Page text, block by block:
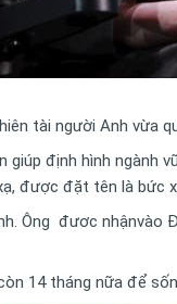
tài người Anh vừa
định hình
được đặt tên là bức
Ông đươc
14 tháng nữa để